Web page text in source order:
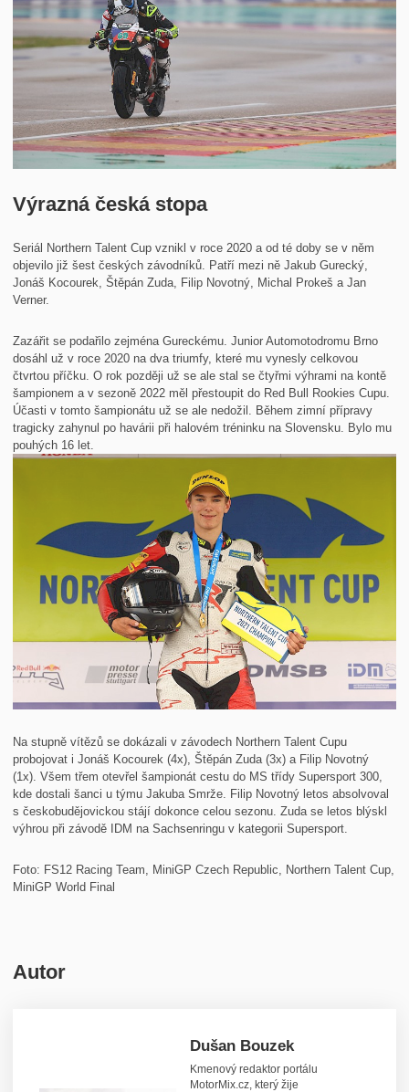
Výrazná česká stopa
Seriál Northern Talent Cup vznikl v roce 2020 a od té doby se v něm
objevilo již šest českých závodníků. Patří mezi ně Jakub Gurecký,
Jonáš Kocourek, Štěpán Zuda, Filip Novotný, Michal Prokeš a Jan
Verner.
Zazářit se podařilo zejména Gureckému. Junior Automotodromu Brno
dosáhl už v roce 2020 na dva triumfy, které mu vynesly celkovou
čtvrtou příčku. O rok později už se ale stal se čtyřmi výhrami na kontě
šampionem a v sezoně 2022 měl přestoupit do Red Bull Rookies Cupu.
Účasti v tomto šampionátu už se ale nedožil. Během zimní přípravy
tragicky zahynul po havárii při halovém tréninku na Slovensku. Bylo mu
pouhých 16 let.
Na stupně vítězů se dokázali v závodech Northern Talent Cupu
probojovat i Jonáš Kocourek (4x), Štěpán Zuda (3x) a Filip Novotný
(1x). Všem třem otevřel šampionát cestu do MS třídy Supersport 300,
kde dostali šanci u týmu Jakuba Smrže. Filip Novotný letos absolvoval
s českobudějovickou stájí dokonce celou sezonu. Zuda se letos blýskl
výhrou při závodě IDM na Sachsenringu v kategorii Supersport.
Foto: FS12 Racing Team, MiniGP Czech Republic, Northern Talent Cup,
MiniGP World Final
Autor
Dušan Bouzek
Kmenový redaktor portálu
MotorMix.cz, který žije